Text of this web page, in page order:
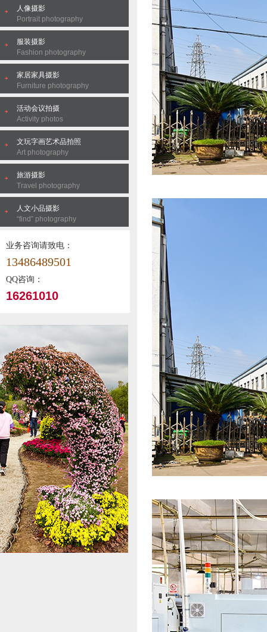
人像摄影
Portrait photography
服装摄影
Fashion photography
家居家具摄影
Furniture photography
活动会议拍摄
Activity photos
文玩字画艺术品拍照
Art photography
旅游摄影
Travel photography
人文小品摄影
“find” photography
业务咨询请致电：
13486489501
QQ咨询：
16261010